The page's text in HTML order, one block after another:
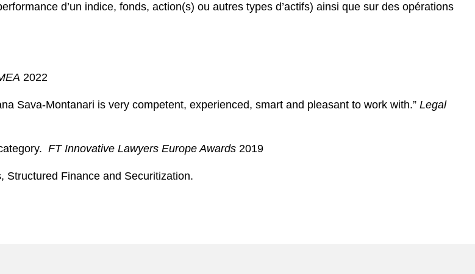
d’un indice, fonds, action(s) ou autres types d’actifs) ainsi que sur des opérations
2022
Sava-Montanari is very competent, experienced, smart and pleasant to work with.” Legal
FT Innovative Lawyers Europe Awards 2019
Structured Finance and Securitization.